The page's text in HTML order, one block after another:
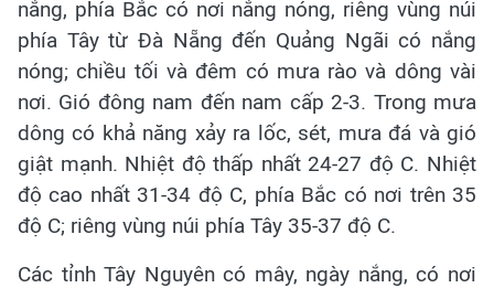
nắng, phía Bắc có nơi nắng nóng, riêng vùng núi
phía Tây từ Đà Nẵng đến Quảng Ngãi có nắng
nóng; chiều tối và đêm có mưa rào và dông vài
nơi. Gió đông nam đến nam cấp 2-3. Trong mưa
dông có khả năng xảy ra lốc, sét, mưa đá và gió
giật mạnh. Nhiệt độ thấp nhất 24-27 độ C. Nhiệt
độ cao nhất 31-34 độ C, phía Bắc có nơi trên 35
độ C; riêng vùng núi phía Tây 35-37 độ C.
Các tỉnh Tây Nguyên có mây, ngày nắng, có nơi